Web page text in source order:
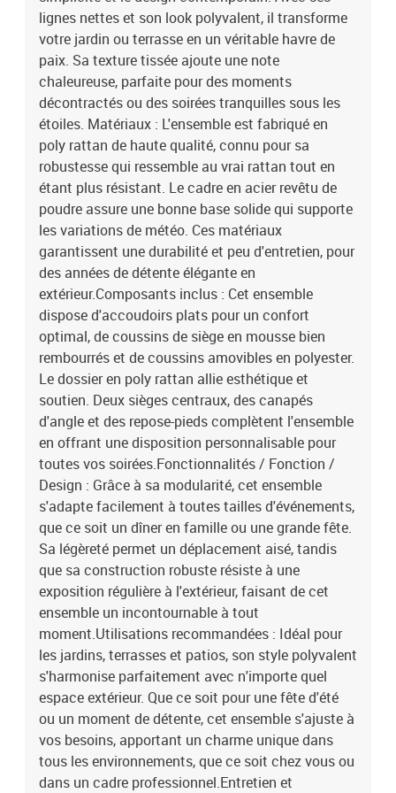
qu'ils gardent leur moelleux. Couleur: GrisMatériau: Poly
rotinFinition: Revêtement en poudrePieds
réglablesModulaireDurableDesign tissé à la mainPlaces
assisesFinition: Revêtement en poudreHauteur du dos: 69
cmCapacité: 6Pieds réglablesModulaireDurableDesign tissé à la
mainCoussin d'extérieurAssemblage requis: OuiEAN:
8721288406699SKU: 3360550Brand: vidaXL
lignes nettes et son look polyvalent, il transforme
votre jardin ou terrasse en un véritable havre de
paix. Sa texture tissée ajoute une note
chaleureuse, parfaite pour des moments
décontractés ou des soirées tranquilles sous les
étoiles. Matériaux : L'ensemble est fabriqué en
poly rattan de haute qualité, connu pour sa
robustesse qui ressemble au vrai rattan tout en
étant plus résistant. Le cadre en acier revêtu de
poudre assure une bonne base solide qui supporte
les variations de météo. Ces matériaux
garantissent une durabilité et peu d'entretien, pour
des années de détente élégante en
extérieur.Composants inclus : Cet ensemble
dispose d'accoudoirs plats pour un confort
optimal, de coussins de siège en mousse bien
rembourrés et de coussins amovibles en polyester.
Le dossier en poly rattan allie esthétique et
soutien. Deux sièges centraux, des canapés
d'angle et des repose-pieds complètent l'ensemble
en offrant une disposition personnalisable pour
toutes vos soirées.Fonctionnalités / Fonction /
Design : Grâce à sa modularité, cet ensemble
s'adapte facilement à toutes tailles d'événements,
que ce soit un dîner en famille ou une grande fête.
Sa légèreté permet un déplacement aisé, tandis
que sa construction robuste résiste à une
exposition régulière à l'extérieur, faisant de cet
ensemble un incontournable à tout
moment.Utilisations recommandées : Idéal pour
les jardins, terrasses et patios, son style polyvalent
s'harmonise parfaitement avec n'importe quel
espace extérieur. Que ce soit pour une fête d'été
ou un moment de détente, cet ensemble s'ajuste à
vos besoins, apportant un charme unique dans
tous les environnements, que ce soit chez vous ou
dans un cadre professionnel.Entretien et